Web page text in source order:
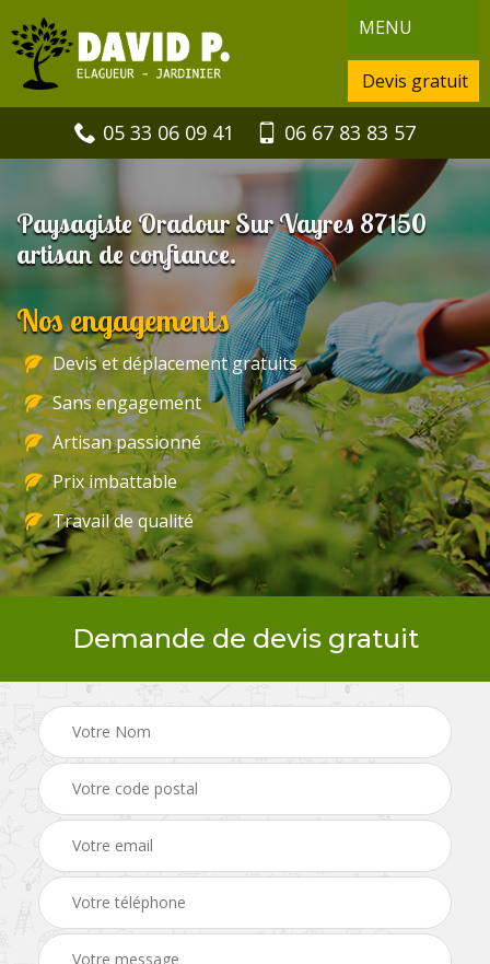
MENU
Devis gratuit
05 33 06 09 41 06 67 83 83 57
Paysagiste Oradour Sur Vayres 87150
artisan de confiance.
Nos engagements
Devis et déplacement gratuits
Sans engagement
Artisan passionné
Prix imbattable
Travail de qualité
Demande de devis gratuit